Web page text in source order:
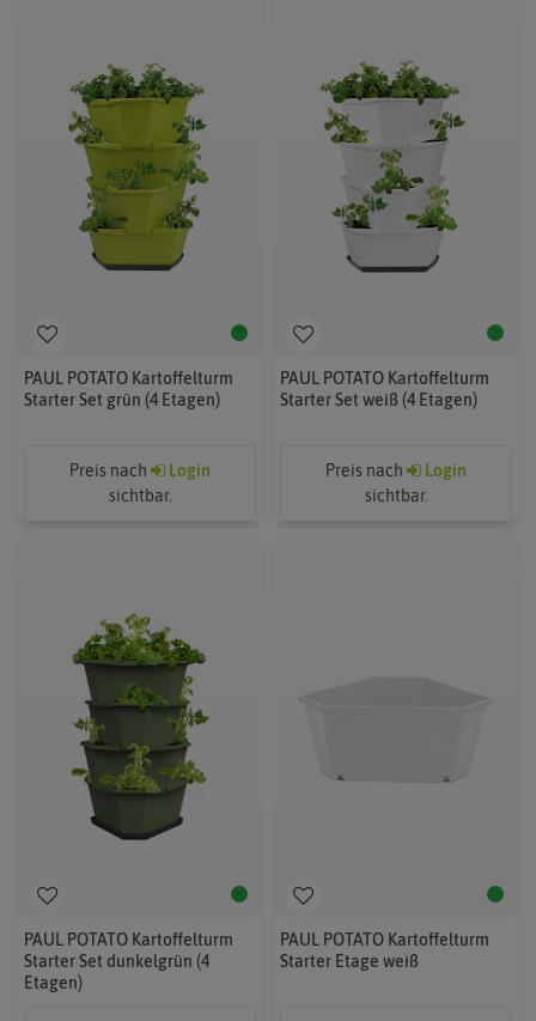
PAUL POTATO Kartoffelturm
Starter Set grün (4 Etagen)
Preis nach
Login
sichtbar.
PAUL POTATO Kartoffelturm
Starter Set weiß (4 Etagen)
Preis nach
Login
sichtbar.
PAUL POTATO Kartoffelturm
Starter Set dunkelgrün (4
Etagen)
PAUL POTATO Kartoffelturm
Starter Etage weiß